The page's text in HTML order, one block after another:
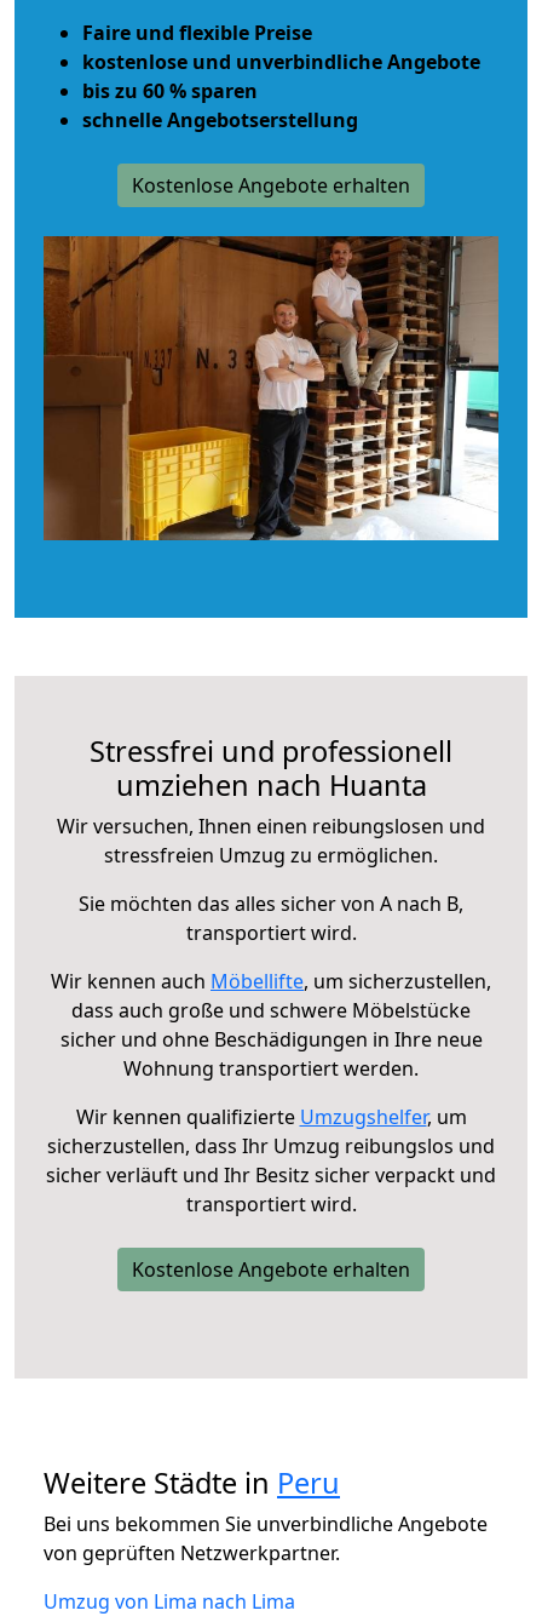
Faire und flexible Preise
kostenlose und unverbindliche Angebote
bis zu 60 % sparen
schnelle Angebotserstellung
Kostenlose Angebote erhalten
Stressfrei und professionell
umziehen nach Huanta
Wir versuchen, Ihnen einen reibungslosen und
stressfreien Umzug zu ermöglichen.
Sie möchten das alles sicher von A nach B,
transportiert wird.
Wir kennen auch Möbellifte, um sicherzustellen,
dass auch große und schwere Möbelstücke
sicher und ohne Beschädigungen in Ihre neue
Wohnung transportiert werden.
Wir kennen qualifizierte Umzugshelfer, um
sicherzustellen, dass Ihr Umzug reibungslos und
sicher verläuft und Ihr Besitz sicher verpackt und
transportiert wird.
Kostenlose Angebote erhalten
Weitere Städte in Peru
Bei uns bekommen Sie unverbindliche Angebote
von geprüften Netzwerkpartner.
Umzug von Lima nach Lima